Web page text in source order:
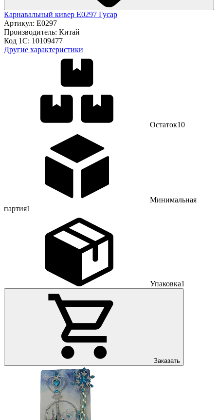
Карнавальный кивер E0297 Гусар
Артикул: E0297
Производитель: Китай
Код 1С: 10109477
Другие характеристики
Остаток10
Минимальная
партия1
Упаковка1
Заказать